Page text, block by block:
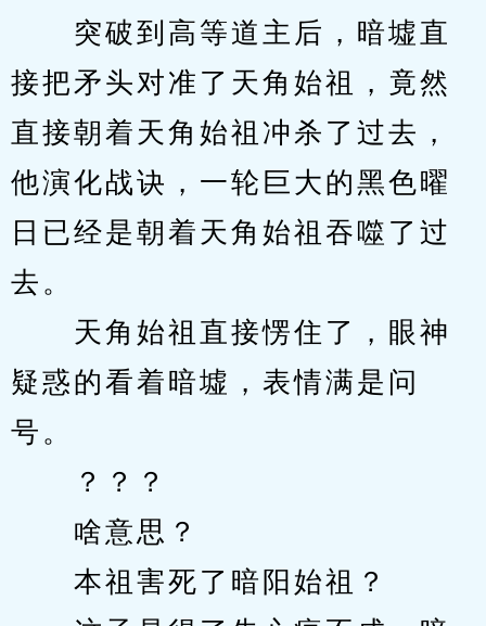
突破到高等道主后，暗墟直
接把矛头对准了天角始祖，竟然
直接朝着天角始祖冲杀了过去，
他演化战诀，一轮巨大的黑色曜
日已经是朝着天角始祖吞噬了过
去。
天角始祖直接愣住了，眼神
疑惑的看着暗墟，表情满是问
号。
？？？
啥意思？
本祖害死了暗阳始祖？